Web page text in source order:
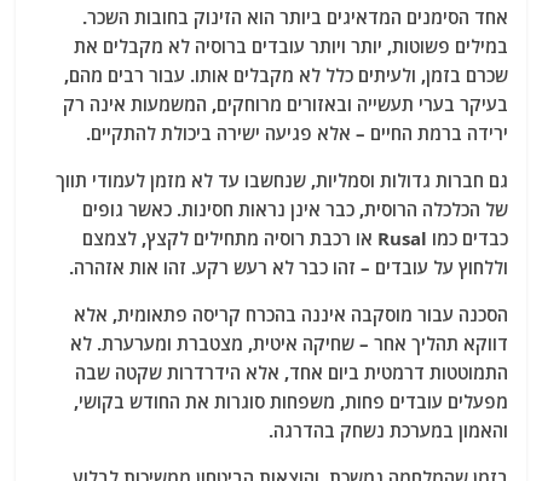
אחד הסימנים המדאיגים ביותר הוא הזינוק בחובות השכר.
במילים פשוטות, יותר ויותר עובדים ברוסיה לא מקבלים את
שכרם בזמן, ולעיתים כלל לא מקבלים אותו. עבור רבים מהם,
בעיקר בערי תעשייה ובאזורים מרוחקים, המשמעות אינה רק
ירידה ברמת החיים – אלא פגיעה ישירה ביכולת להתקיים.
גם חברות גדולות וסמליות, שנחשבו עד לא מזמן לעמודי תווך
של הכלכלה הרוסית, כבר אינן נראות חסינות. כאשר גופים
כבדים כמו Rusal או רכבת רוסיה מתחילים לקצץ, לצמצם
וללחוץ על עובדים – זהו כבר לא רעש רקע. זהו אות אזהרה.
הסכנה עבור מוסקבה איננה בהכרח קריסה פתאומית, אלא
דווקא תהליך אחר – שחיקה איטית, מצטברת ומערערת. לא
התמוטטות דרמטית ביום אחד, אלא הידרדרות שקטה שבה
מפעלים עובדים פחות, משפחות סוגרות את החודש בקושי,
והאמון במערכת נשחק בהדרגה.